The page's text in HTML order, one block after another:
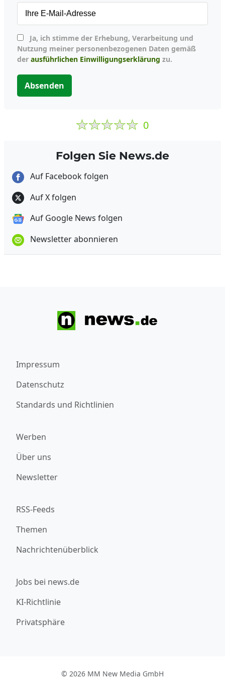
Nutzung meiner personenbezogenen Daten gemäß
der ausführlichen Einwilligungserklärung zu.
Absenden
0
Folgen Sie News.de
Auf Facebook folgen
Auf X folgen
Auf Google News folgen
Newsletter abonnieren
Impressum
Datenschutz
Standards und Richtlinien
Werben
Über uns
Newsletter
RSS-Feeds
Themen
Nachrichtenüberblick
Jobs bei news.de
KI-Richtlinie
Privatsphäre
© 2026 MM New Media GmbH